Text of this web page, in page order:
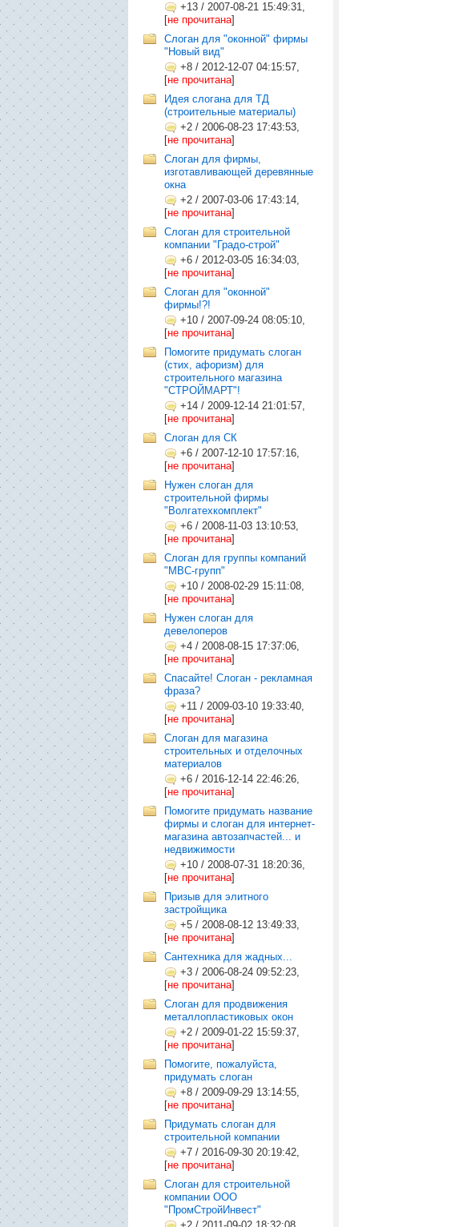
+13 / 2007-08-21 15:49:31,
[не прочитана]
Слоган для "оконной" фирмы
"Новый вид"
+8 / 2012-12-07 04:15:57,
[не прочитана]
Идея слогана для ТД
(строительные материалы)
+2 / 2006-08-23 17:43:53,
[не прочитана]
Слоган для фирмы,
изготавливающей деревянные
окна
+2 / 2007-03-06 17:43:14,
[не прочитана]
Слоган для строительной
компании "Градо-строй"
+6 / 2012-03-05 16:34:03,
[не прочитана]
Слоган для "оконной"
фирмы!?!
+10 / 2007-09-24 08:05:10,
[не прочитана]
Помогите придумать слоган
(стих, афоризм) для
строительного магазина
"СТРОЙМАРТ"!
+14 / 2009-12-14 21:01:57,
[не прочитана]
Cлоган для СК
+6 / 2007-12-10 17:57:16,
[не прочитана]
Нужен слоган для
строительной фирмы
"Волгатехкомплект"
+6 / 2008-11-03 13:10:53,
[не прочитана]
Слоган для группы компаний
"МВС-групп"
+10 / 2008-02-29 15:11:08,
[не прочитана]
Нужен слоган для
девелоперов
+4 / 2008-08-15 17:37:06,
[не прочитана]
Спасайте! Слоган - рекламная
фраза?
+11 / 2009-03-10 19:33:40,
[не прочитана]
Слоган для магазина
строительных и отделочных
материалов
+6 / 2016-12-14 22:46:26,
[не прочитана]
Помогите придумать название
фирмы и слоган для интернет-
магазина автозапчастей... и
недвижимости
+10 / 2008-07-31 18:20:36,
[не прочитана]
Призыв для элитного
застройщика
+5 / 2008-08-12 13:49:33,
[не прочитана]
Сантехника для жадных...
+3 / 2006-08-24 09:52:23,
[не прочитана]
Слоган для продвижения
металлопластиковых окон
+2 / 2009-01-22 15:59:37,
[не прочитана]
Помогите, пожалуйста,
придумать слоган
+8 / 2009-09-29 13:14:55,
[не прочитана]
Придумать слоган для
строительной компании
+7 / 2016-09-30 20:19:42,
[не прочитана]
Слоган для строительной
компании ООО
"ПромСтройИнвест"